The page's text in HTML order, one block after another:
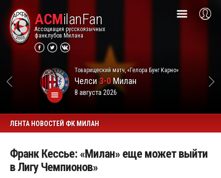
ACMilanFan
Ассоциация русскоязычных
фанклубов Милана
Товарищеский матч, «Гелора Бунг Карно»
Челси3-0Милан
8 августа 2026
ЛЕНТА НОВОСТЕЙ ФК МИЛАН
Франк Кессье: «Милан» еще может выйти
в Лигу Чемпионов»